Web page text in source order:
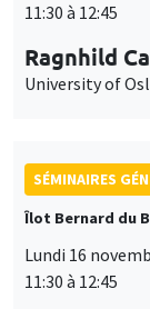
11:30 à 12:45
Ragnhild
University of
SÉMINAIRES
Îlot Bernard du
Lundi 16
11:30 à 12:45